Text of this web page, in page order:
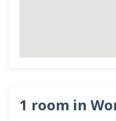
1 room in